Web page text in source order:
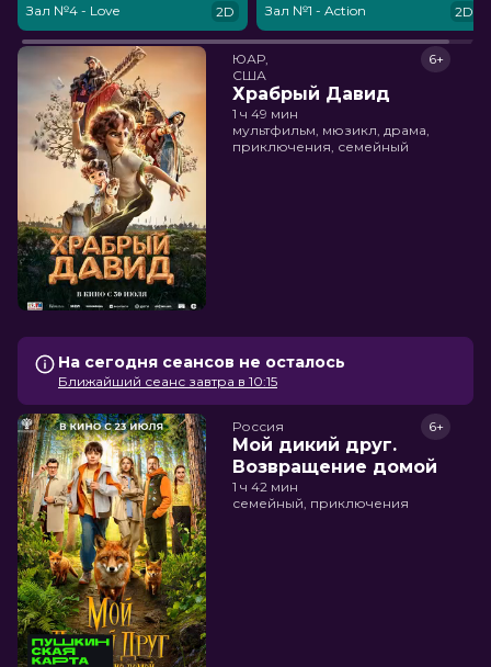
Зал №4 - Love 2D Зал №1 - Action 2D
ЮАР,
США
Храбрый Давид
6+
1 ч 49 мин
мультфильм, мюзикл, драма,
приключения, семейный
На сегодня сеансов не осталось
Ближайший сеанс завтра в 10:15
Россия
Мой дикий друг.
Возвращение домой
6+
1 ч 42 мин
семейный, приключения